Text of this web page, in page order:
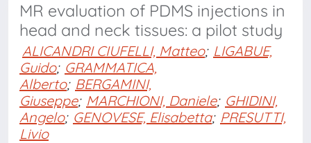
MR evaluation of PDMS injections in
head and neck tissues: a pilot study
ALICANDRI CIUFELLI, Matteo; LIGABUE,
Guido; GRAMMATICA,
Alberto; BERGAMINI,
Giuseppe; MARCHIONI, Daniele; GHIDINI,
Angelo; GENOVESE, Elisabetta; PRESUTTI,
Livio